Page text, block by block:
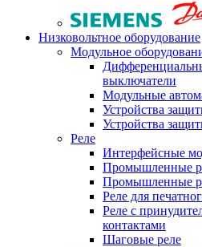
Низковольтное оборудование
Модульное
выключатели
Модульные
Устройства
Устройства
Реле
Интерфейсные
Промышленные
Промышленные
Реле для
Реле с
контактами
Шаговые реле